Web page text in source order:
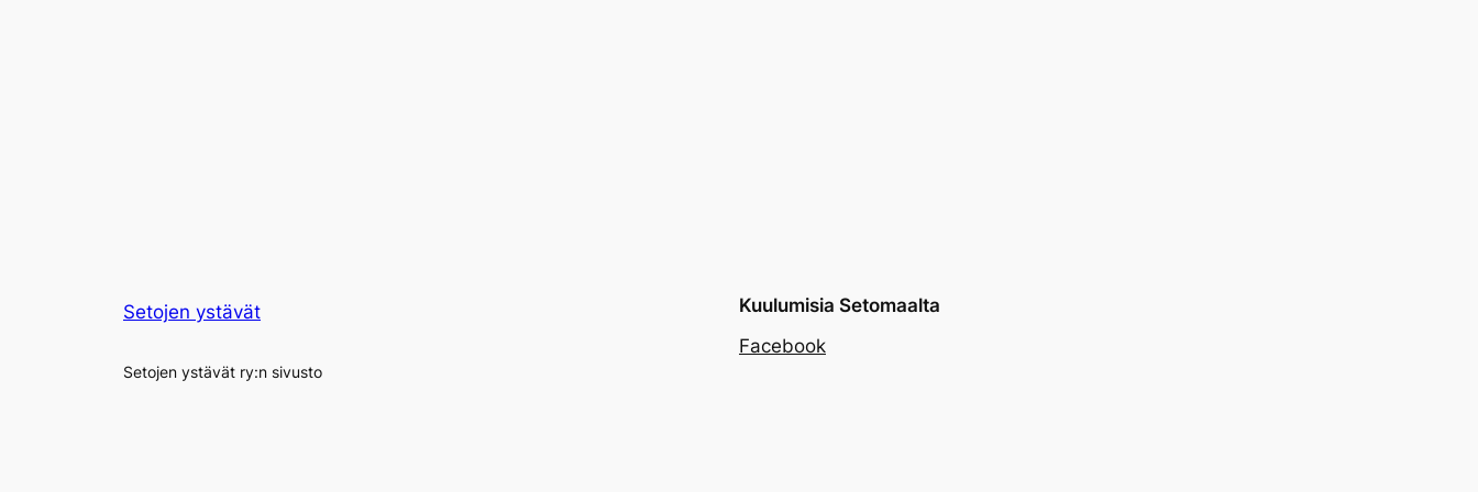
Setojen ystävät
Setojen ystävät ry:n sivusto
Kuulumisia Setomaalta
Facebook